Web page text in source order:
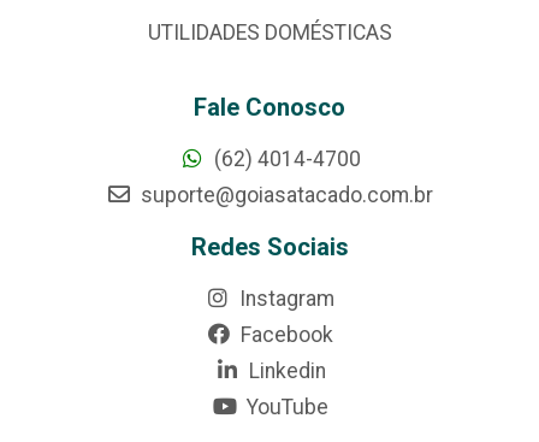
UTILIDADES DOMÉSTICAS
Fale Conosco
(62) 4014-4700
suporte@goiasatacado.com.br
Redes Sociais
Instagram
Facebook
Linkedin
YouTube